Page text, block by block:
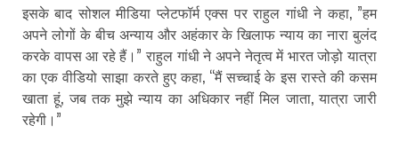
इसके बाद सोशल मीडिया प्लेटफॉर्म एक्स पर राहुल गांधी ने कहा, ”हम
अपने लोगों के बीच अन्याय और अहंकार के खिलाफ न्याय का नारा बुलंद
करके वापस आ रहे हैं।” राहुल गांधी ने अपने नेतृत्व में भारत जोड़ो यात्रा
का एक वीडियो साझा करते हुए कहा, “मैं सच्चाई के इस रास्ते की कसम
खाता हूं, जब तक मुझे न्याय का अधिकार नहीं मिल जाता, यात्रा जारी
रहेगी।”